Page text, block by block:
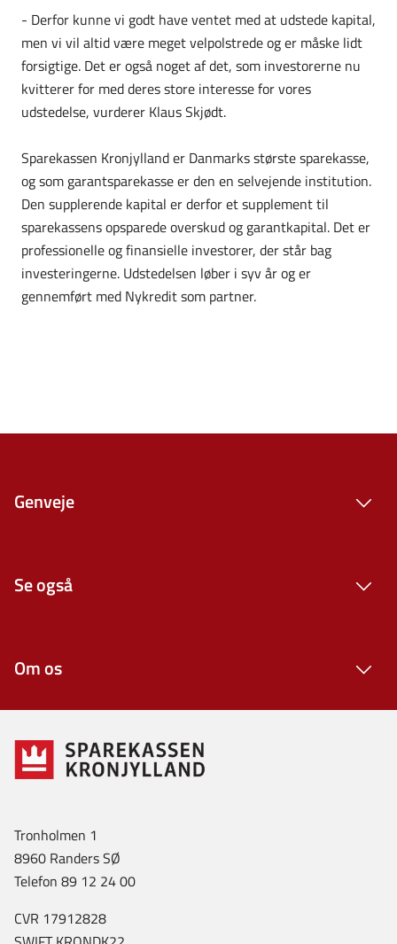
- Derfor kunne vi godt have ventet med at udstede kapital,
men vi vil altid være meget velpolstrede og er måske lidt
forsigtige. Det er også noget af det, som investorerne nu
kvitterer for med deres store interesse for vores
udstedelse, vurderer Klaus Skjødt.
Sparekassen Kronjylland er Danmarks største sparekasse,
og som garantsparekasse er den en selvejende institution.
Den supplerende kapital er derfor et supplement til
sparekassens opsparede overskud og garantkapital. Det er
professionelle og finansielle investorer, der står bag
investeringerne. Udstedelsen løber i syv år og er
gennemført med Nykredit som partner.
Genveje
Se også
Om os
Tronholmen 1
8960 Randers SØ
Telefon 89 12 24 00
CVR 17912828